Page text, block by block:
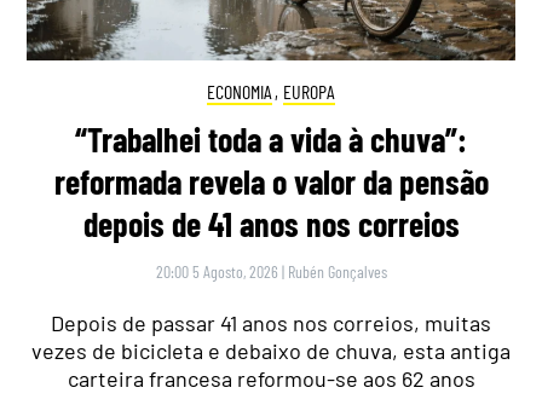
ECONOMIA , EUROPA
“Trabalhei toda a vida à chuva”:
reformada revela o valor da pensão
depois de 41 anos nos correios
20:00 5 Agosto, 2026 | Rubén Gonçalves
Depois de passar 41 anos nos correios, muitas
vezes de bicicleta e debaixo de chuva, esta antiga
carteira francesa reformou-se aos 62 anos